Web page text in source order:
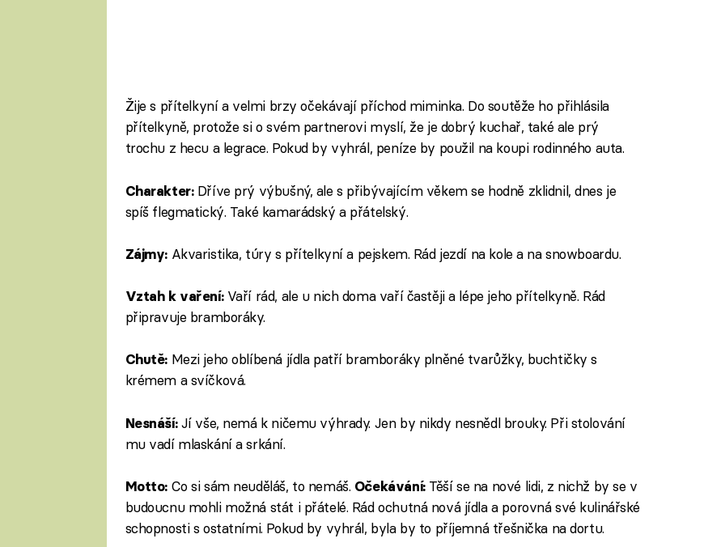
Žije s přítelkyní a velmi brzy očekávají příchod miminka. Do soutěže ho přihlásila
přítelkyně, protože si o svém partnerovi myslí, že je dobrý kuchař, také ale prý
trochu z hecu a legrace. Pokud by vyhrál, peníze by použil na koupi rodinného auta.
Charakter: Dříve prý výbušný, ale s přibývajícím věkem se hodně zklidnil, dnes je
spíš flegmatický. Také kamarádský a přátelský.
Zájmy: Akvaristika, túry s přítelkyní a pejskem. Rád jezdí na kole a na snowboardu.
Vztah k vaření: Vaří rád, ale u nich doma vaří častěji a lépe jeho přítelkyně. Rád
připravuje bramboráky.
Chutě: Mezi jeho oblíbená jídla patří bramboráky plněné tvarůžky, buchtičky s
krémem a svíčková.
Nesnáší: Jí vše, nemá k ničemu výhrady. Jen by nikdy nesnědl brouky. Při stolování
mu vadí mlaskání a srkání.
Motto: Co si sám neuděláš, to nemáš. Očekávání: Těší se na nové lidi, z nichž by se v
budoucnu mohli možná stát i přátelé. Rád ochutná nová jídla a porovná své kulinářské
schopnosti s ostatními. Pokud by vyhrál, byla by to příjemná třešnička na dortu.